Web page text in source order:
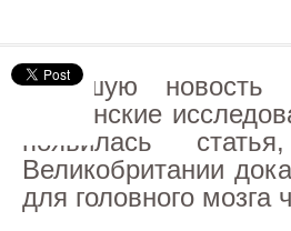
Хорошую новость
британские
появилась
Великобритании
для головного мозга